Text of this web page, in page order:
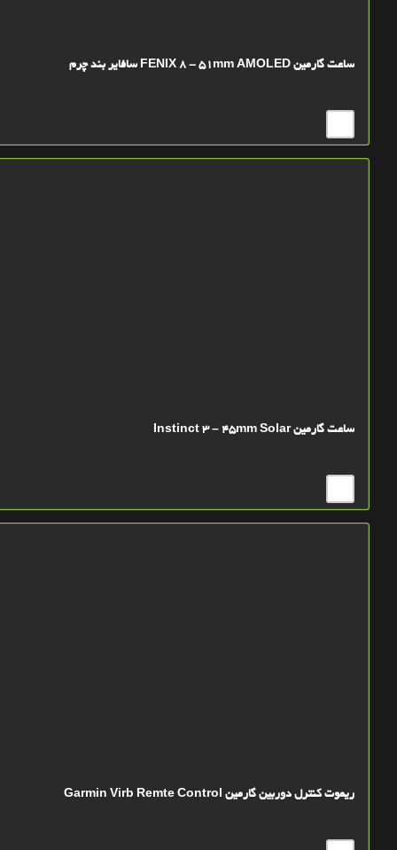
ساعت گارمین FENIX 8 - 51mm AMOLED سافایر بند چرم
ساعت گارمین Instinct 3 – 45mm Solar
ریموت کنترل دوربین گارمین Garmin Virb Remte Control